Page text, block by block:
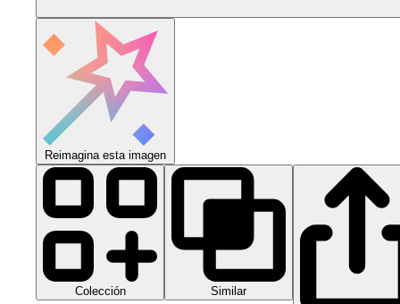
Reimagina esta imagen
Colección Similar